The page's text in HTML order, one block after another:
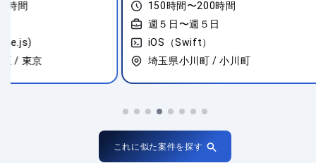
埼玉県小川町 / 小川町
東京都港区 /
これに似た案件を探す